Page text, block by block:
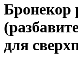
Бронекор
для